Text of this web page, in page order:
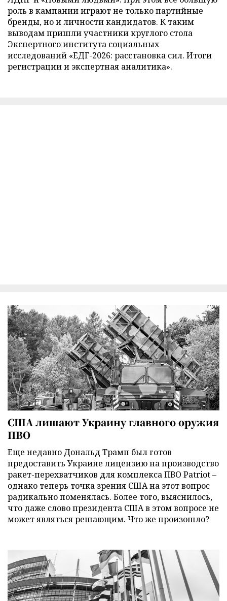
роль в кампании играют не только партийные
бренды, но и личности кандидатов. К таким
выводам пришли участники круглого стола
Экспертного института социальных
исследований «ЕДГ-2026: расстановка сил. Итоги
регистрации и экспертная аналитика».
США лишают Украину главного оружия
ПВО
Еще недавно Дональд Трамп был готов
предоставить Украине лицензию на производство
ракет-перехватчиков для комплекса ПВО Patriot –
однако теперь точка зрения США на этот вопрос
радикально поменялась. Более того, выяснилось,
что даже слово президента США в этом вопросе не
может являться решающим. Что же произошло?